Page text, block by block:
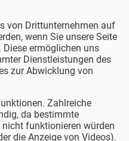
von Drittunternehmen auf
wenn Sie unsere Seite
Diese ermöglichen uns
Dienstleistungen des
zur Abwicklung von
Zahlreiche
da bestimmte
funktionieren würden
die Anzeige von Videos).